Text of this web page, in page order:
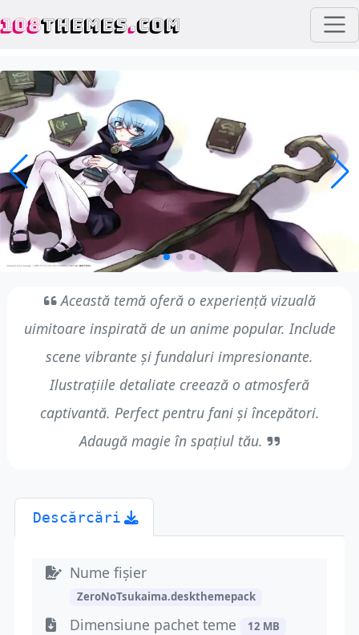
108THEMES.COM
Această temă oferă o experiență vizuală
uimitoare inspirată de un anime popular. Include
scene vibrante și fundaluri impresionante.
Ilustrațiile detaliate creează o atmosferă
captivantă. Perfect pentru fani și începători.
Adaugă magie în spațiul tău.
Descărcări
Nume fișier
ZeroNoTsukaima.deskthemepack
Dimensiune pachet teme 12 MB